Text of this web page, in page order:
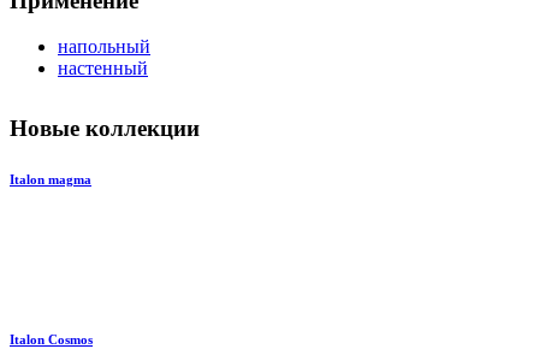
напольный
настенный
Новые коллекции
Italon magma
Italon Cosmos